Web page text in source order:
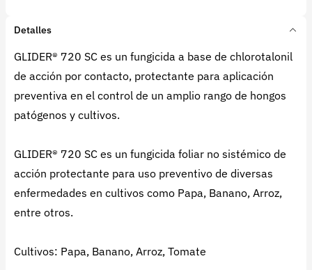
Detalles
GLIDER® 720 SC es un fungicida a base de chlorotalonil
de acción por contacto, protectante para aplicación
preventiva en el control de un amplio rango de hongos
patógenos y cultivos.
GLIDER® 720 SC es un fungicida foliar no sistémico de
acción protectante para uso preventivo de diversas
enfermedades en cultivos como Papa, Banano, Arroz,
entre otros.
Cultivos: Papa, Banano, Arroz, Tomate